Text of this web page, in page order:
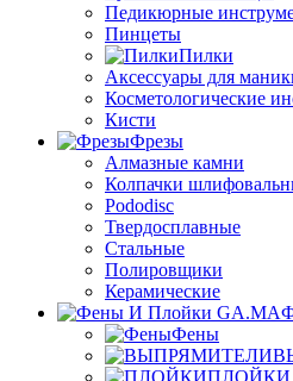
Педикюрные
Пинцеты
Пилки
Аксессуары для
Косметологические
Кисти
Фрезы
Алмазные камни
Колпачки
Pododisc
Твердосплавные
Стальные
Полировщики
Керамические
Фены